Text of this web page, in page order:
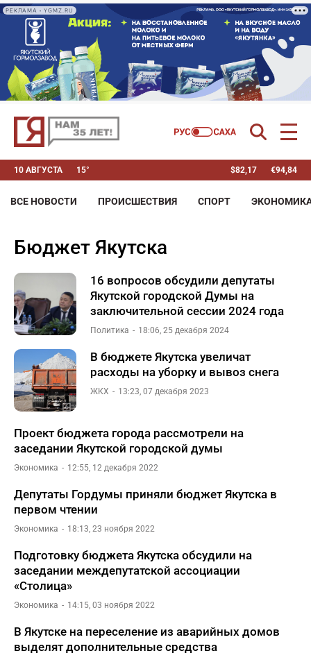
РЕКЛАМА • YGMZ.RU
10 АВГУСТА 15° $82,17 €94,84
ВСЕ НОВОСТИ ПРОИСШЕСТВИЯ СПОРТ
бюджет Якутска
16 вопросов обсудили депутаты
Якутской городской Думы на
заключительной сессии 2024 года
Политика 18:06, 25 декабря 2024
В бюджете Якутска увеличат
расходы на уборку и вывоз снега
ЖКХ 13:23, 07 декабря 2023
Проект бюджета города рассмотрели на
заседании Якутской городской думы
Экономика 12:55, 12 декабря 2022
Депутаты Гордумы приняли бюджет Якутска в
первом чтении
Экономика 18:13, 23 ноября 2022
Подготовку бюджета Якутска обсудили на
заседании междепутатской ассоциации
«Столица»
Экономика 14:15, 03 ноября 2022
В Якутске на переселение из аварийных домов
выделят дополнительные средства